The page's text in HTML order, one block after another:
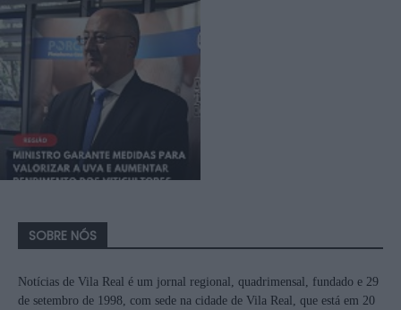
SOBRE NÓS
Notícias de Vila Real é um jornal regional, quadrimensal, fundado e 29
de setembro de 1998, com sede na cidade de Vila Real, que está em 20